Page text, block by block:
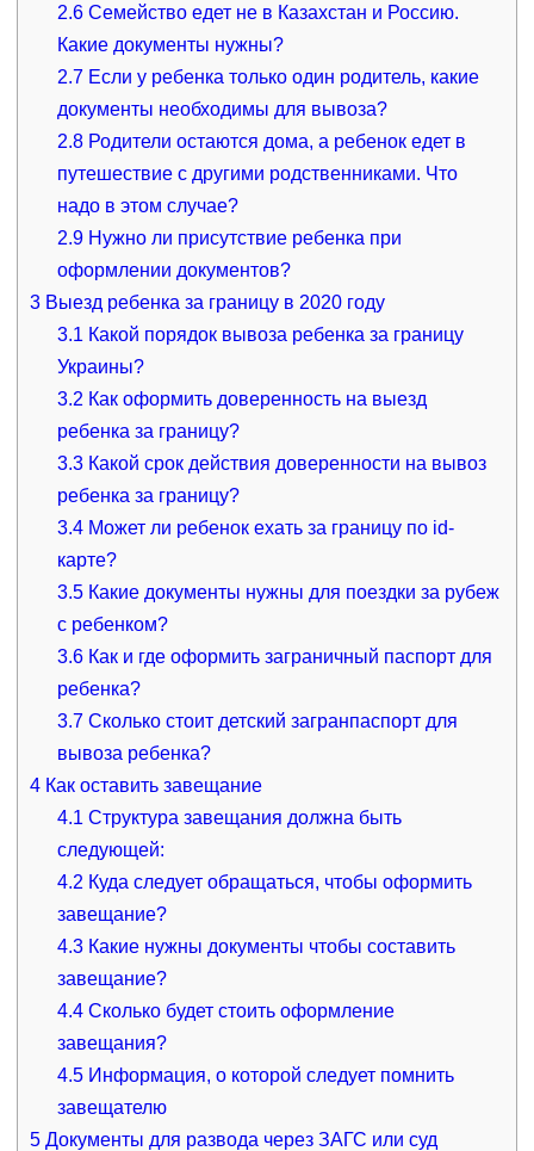
2.6 Семейство едет не в Казахстан и Россию.
Какие документы нужны?
2.7 Если у ребенка только один родитель, какие
документы необходимы для вывоза?
2.8 Родители остаются дома, а ребенок едет в
путешествие с другими родственниками. Что
надо в этом случае?
2.9 Нужно ли присутствие ребенка при
оформлении документов?
3Выезд ребенка за границу в 2020 году
3.1 Какой порядок вывоза ребенка за границу
Украины?
3.2 Как оформить доверенность на выезд
ребенка за границу?
3.3 Какой срок действия доверенности на вывоз
ребенка за границу?
3.4 Может ли ребенок ехать за границу по id-
карте?
3.5 Какие документы нужны для поездки за рубеж
с ребенком?
3.6 Как и где оформить заграничный паспорт для
ребенка?
3.7 Сколько стоит детский загранпаспорт для
вывоза ребенка?
4Как оставить завещание
4.1 Структура завещания должна быть
следующей:
4.2 Куда следует обращаться, чтобы оформить
завещание?
4.3 Какие нужны документы чтобы составить
завещание?
4.4 Сколько будет стоить оформление
завещания?
4.5 Информация, о которой следует помнить
завещателю
5Документы для развода через ЗАГС или суд